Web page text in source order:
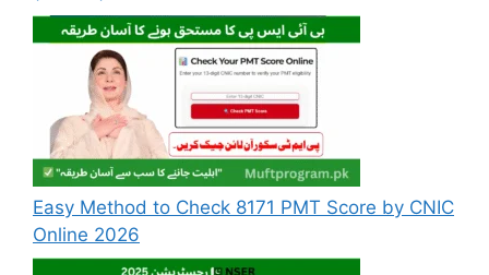
Easy Method to Check 8171 PMT Score by CNIC
Online 2026